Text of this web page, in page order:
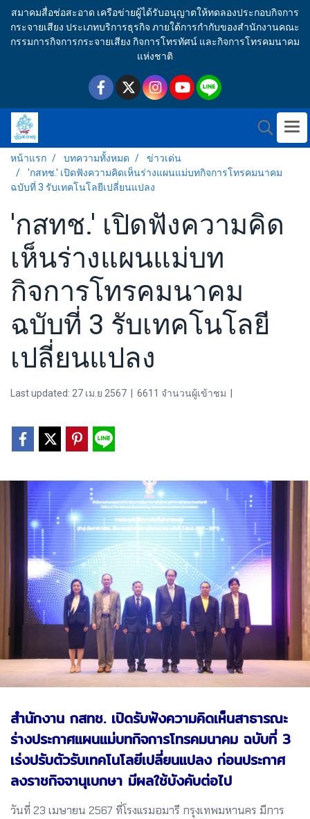
สมาคมสื่อช่อสะอาด เครือข่ายผู้ได้รับอนุญาตให้ทดลองประกอบกิจการ
กระจายเสียง ประเภทบริการธุรกิจ ภายใต้การกำกับของสำนักงานคณะ
กรรมการกิจการกระจายเสียง กิจการโทรทัศน์ และกิจการโทรคมนาคม
แห่งชาติ
หน้าแรก บทความทั้งหมด
ข่าวเด่น
'กสทช.' เปิดฟังความคิดเห็นร่างแผนแม่บทกิจการโทรคมนาคม
ฉบับที่ 3 รับเทคโนโลยีเปลี่ยนแปลง
'กสทช.' เปิดฟังความคิด
เห็นร่างแผนแม่บท
กิจการโทรคมนาคม
ฉบับที่ 3 รับเทคโนโลยี
เปลี่ยนแปลง
Last updated: 27 เม.ย 2567 6611 จำนวนผู้เข้าชม
สำนักงาน กสทช. เปิดรับฟังความคิดเห็นสาธารณะ
ร่างประกาศแผนแม่บทกิจการโทรคมนาคม ฉบับที่ 3
เร่งปรับตัวรับเทคโนโลยีเปลี่ยนแปลง ก่อนประกาศ
ลงราชกิจจานุเบกษา มีผลใช้บังคับต่อไป
วันที่ 23 เมษายน 2567 ที่โรงแรมอมารี กรุงเทพมหานคร มีการ